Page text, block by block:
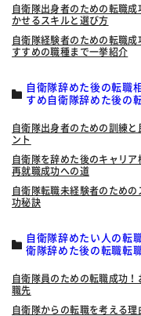
自衛隊出身者のための転職
かせるスキルと選び方
自衛隊経験者のための転職
すすめの職種まで一挙紹介
自衛隊辞めた後の転職
すめ自衛隊辞めた後の
自衛隊出身者のための訓練と
ント
自衛隊を辞めた後のキャリア
再就職成功への道
自衛隊転職未経験者のため
功秘訣
自衛隊辞めたい人の転
衛隊辞めた後の転職転
自衛隊員のための転職成功
職先
自衛隊からの転職を考える